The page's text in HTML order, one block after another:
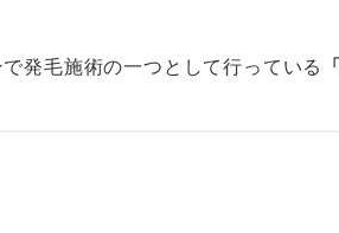
発毛施術の一つとして行っている